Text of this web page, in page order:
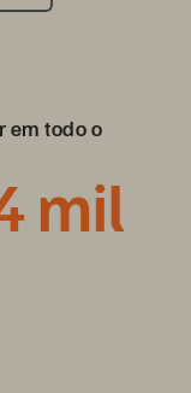
em todo o
mil